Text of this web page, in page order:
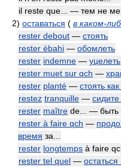
il reste que... — тем не
2) оставаться ( в каком-
rester debout — стоять
rester ébahi — обомлеть
rester indemne — уцелеть
rester muet sur qch —
rester planté — стоять
restez tranquille —
rester maître de... — быть
rester à faire qch —
время за...
rester longtemps à faire
rester tel quel —